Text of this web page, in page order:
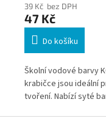
39 Kč bez DPH
47 Kč
Do košíku
Školní vodové barvy
krabičce jsou ideální
tvoření. Nabízí syté